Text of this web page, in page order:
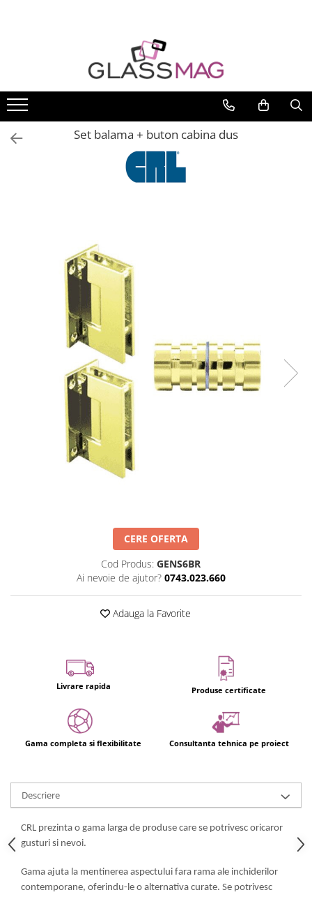
Seturi usi pivotante
Amortizoare pardoseala
Feronerie usi pivotante
Balamale portita sticla
Balamale usi armonice
Set toc usa sticla
Set profil toc usa sticla
Profil toc usa sticla
Feronerie toc usa sticla
Set broasca + balama + maner usa
Set broasca + balama usa sticla
Balama usa sticla
Broasca usa sticla
Maner broasca usa sticla
Usi glisante manuale
Usi armonice
Pereti amovibili
Usi glisante pentru vitrine
Manere tragatoare
Manere scoica
Sisteme cabine dus
Cabine dus
Balamale cabine dus
Set balama + buton cabina dus
CERE OFERTA
Cod Produs: GENS6BR
Ai nevoie de ajutor? 0743.023.660
Adauga la Favorite
Livrare rapida Produse certificate
Gama completa si flexibilitate Consultanta tehnica pe proiect
Descriere
CRL prezinta o gama larga de produse care se potrivesc oricaror
gusturi si nevoi.
Gama ajuta la mentinerea aspectului fara rama ale inchiderilor
contemporane, oferindu-le o alternativa curate. Se potrivesc